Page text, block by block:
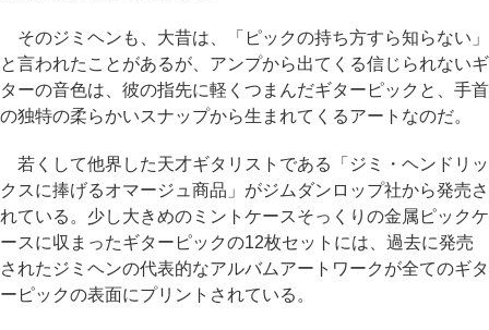
そのジミヘンも、大昔は、「ピックの持ち方すら知らない」
と言われたことがあるが、アンプから出てくる信じられないギ
ターの音色は、彼の指先に軽くつまんだギターピックと、手首
の独特の柔らかいスナップから生まれてくるアートなのだ。
若くして他界した天才ギタリストである「ジミ・ヘンドリッ
クスに捧げるオマージュ商品」がジムダンロップ社から発売さ
れている。少し大きめのミントケースそっくりの金属ピックケ
ースに収まったギターピックの12枚セットには、過去に発売
されたジミヘンの代表的なアルバムアートワークが全てのギタ
ーピックの表面にプリントされている。